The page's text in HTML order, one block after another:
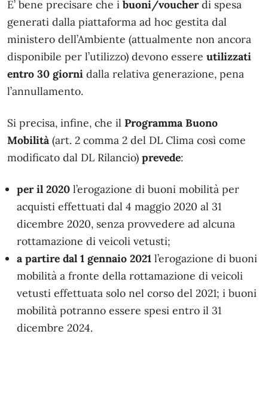
E’ bene precisare che i buoni/voucherdi spesa
generati dalla piattaforma ad hoc gestita dal
ministero dell’Ambiente (attualmente non ancora
disponibile per l’utilizzo) devono essere utilizzati
entro 30 giorni dalla relativa generazione, pena
l’annullamento.
Si precisa, infine, che il Programma Buono
Mobilità (art. 2 comma 2 del DL Clima così come
modificato dal DL Rilancio) prevede:
per il 2020 l’erogazione di buoni mobilità per
acquisti effettuati dal 4 maggio 2020 al 31
dicembre 2020, senza provvedere ad alcuna
rottamazione di veicoli vetusti;
a partire dal 1 gennaio 2021 l’erogazione di buoni
mobilità a fronte della rottamazione di veicoli
vetusti effettuata solo nel corso del 2021; i buoni
mobilità potranno essere spesi entro il 31
dicembre 2024.